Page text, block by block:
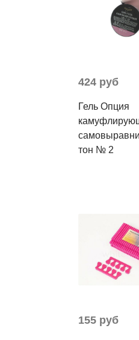
424 руб
Гель Опция
тон № 2
155 руб